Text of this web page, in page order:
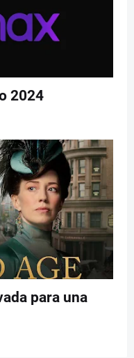
2024
para una